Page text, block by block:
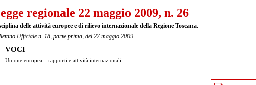
regionale 22 maggio 2009, n. 26
delle attività europee e di rilievo internazionale della Regione Toscana.
Ufficiale n. 18, parte prima, del 27 maggio 2009
VOCI
Unione europea – rapporti e attività internazionali